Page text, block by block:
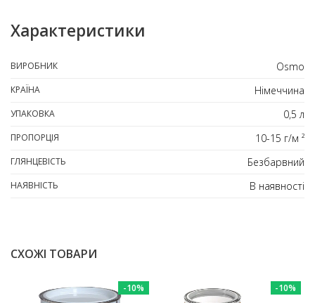
Характеристики
ВИРОБНИК Osmo
КРАЇНА Німеччина
УПАКОВКА 0,5 л
ПРОПОРЦІЯ 10-15 г/м ²
ГЛЯНЦЕВІСТЬ Безбарвний
НАЯВНІСТЬ В наявності
СХОЖІ ТОВАРИ
-10% -10%